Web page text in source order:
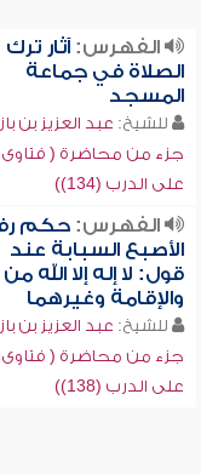
الفهرس:آثار ترك
الصلاة في جماعة
المسجد
للشيخ: عبد العزيز بن باز
جزء من محاضرة ( فتاوى
على الدرب (134))
الفهرس:حكم
الأصبع السبابة عند
قول: لا إله إلا الله من
والإقامة وغيرهما
للشيخ: عبد العزيز بن باز
جزء من محاضرة ( فتاوى
على الدرب (138))